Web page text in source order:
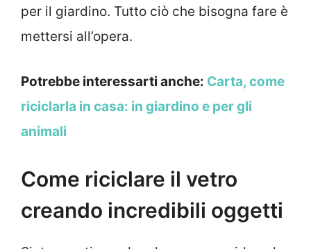
per il giardino. Tutto ciò che bisogna fare è
mettersi all’opera.
Potrebbe interessarti anche: Carta, come
riciclarla in casa: in giardino e per gli
animali
Come riciclare il vetro
creando incredibili oggetti